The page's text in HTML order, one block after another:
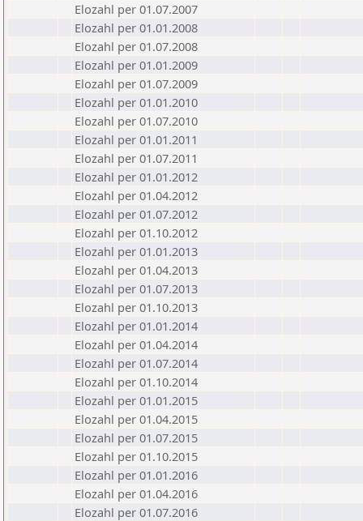
Elozahl per 01.07.2007
Elozahl per 01.01.2008
Elozahl per 01.07.2008
Elozahl per 01.01.2009
Elozahl per 01.07.2009
Elozahl per 01.01.2010
Elozahl per 01.07.2010
Elozahl per 01.01.2011
Elozahl per 01.07.2011
Elozahl per 01.01.2012
Elozahl per 01.04.2012
Elozahl per 01.07.2012
Elozahl per 01.10.2012
Elozahl per 01.01.2013
Elozahl per 01.04.2013
Elozahl per 01.07.2013
Elozahl per 01.10.2013
Elozahl per 01.01.2014
Elozahl per 01.04.2014
Elozahl per 01.07.2014
Elozahl per 01.10.2014
Elozahl per 01.01.2015
Elozahl per 01.04.2015
Elozahl per 01.07.2015
Elozahl per 01.10.2015
Elozahl per 01.01.2016
Elozahl per 01.04.2016
Elozahl per 01.07.2016